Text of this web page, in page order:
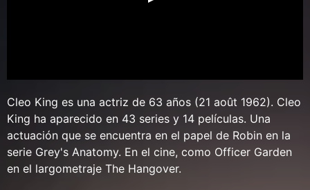
Cleo King es una actriz de 63 años (21 août 1962). Cleo
King ha aparecido en 43 series y 14 películas. Una
actuación que se encuentra en el papel de Robin en la
serie Grey's Anatomy. En el cine, como Officer Garden
en el largometraje The Hangover.